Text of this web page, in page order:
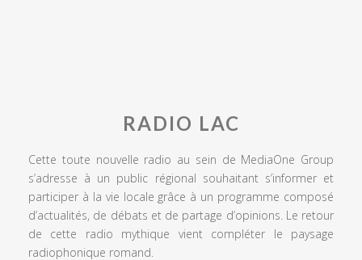
RADIO LAC
Cette toute nouvelle radio au sein de MediaOne Group
s’adresse à un public régional souhaitant s’informer et
participer à la vie locale grâce à un programme composé
d’actualités, de débats et de partage d’opinions. Le retour
de cette radio mythique vient compléter le paysage
radiophonique romand.